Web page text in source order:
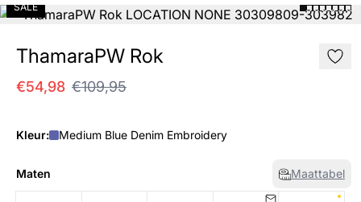
SALE
ThamaraPW Rok
€54,98 €109,95
Kleur: Medium Blue Denim Embroidery
Maten Maattabel